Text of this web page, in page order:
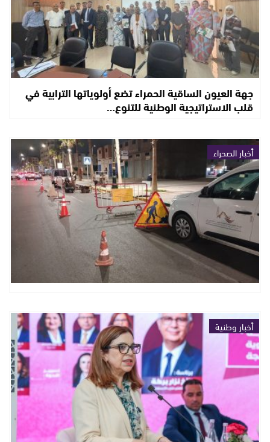
جهة العيون الساقية الحمراء تضع أولوياتها الترابية في
قلب الاستراتيجية الوطنية للتنوع…
أخبار الصحراء
أخبار وطنية